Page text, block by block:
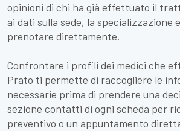
opinioni di chi ha già effettuato il
ai dati sulla sede, la specializzazione
prenotare direttamente.
Confrontare i profili dei medici che
Prato ti permette di raccogliere le
necessarie prima di prendere una
sezione contatti di ogni scheda per
preventivo o un appuntamento